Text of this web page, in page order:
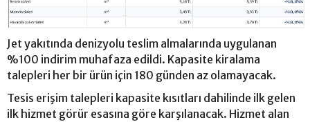
Jet yakıtında denizyolu teslim almalarında uygulanan
%100 indirim muhafaza edildi. Kapasite kiralama
talepleri her bir ürün için 180 günden az olamayacak.
Tesis erişim talepleri kapasite kısıtları dahilinde ilk gelen
ilk hizmet görür esasına göre karşılanacak. Hizmet alan